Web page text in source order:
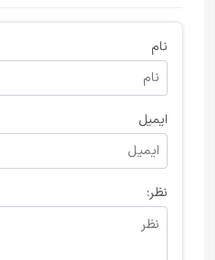
نام
ایمیل
نظر: